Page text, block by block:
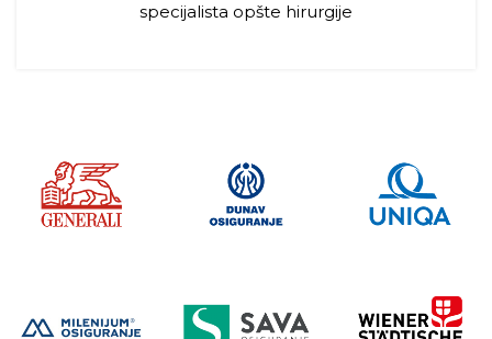
specijalista opšte hirurgije